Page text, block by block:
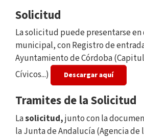
Solicitud
La solicitud puede presentarse
municipal, con Registro de
Ayuntamiento de Córdoba
Cívicos...)
Descargar aquí
Tramites de la Solicitud
Lasolicitud,junto con la
la Junta de Andalucía (Agencia de